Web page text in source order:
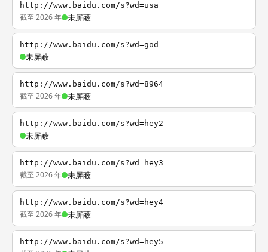
http://www.baidu.com/s?wd=usa
截至 2026 年 未屏蔽
http://www.baidu.com/s?wd=god
未屏蔽
http://www.baidu.com/s?wd=8964
截至 2026 年 未屏蔽
http://www.baidu.com/s?wd=hey2
未屏蔽
http://www.baidu.com/s?wd=hey3
截至 2026 年 未屏蔽
http://www.baidu.com/s?wd=hey4
截至 2026 年 未屏蔽
http://www.baidu.com/s?wd=hey5